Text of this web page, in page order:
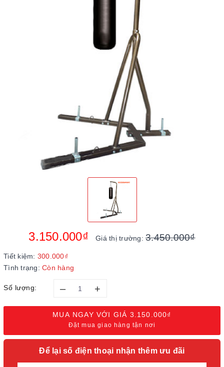
3.150.000₫ Giá thị trường:3.450.000₫
Tiết kiệm: 300.000₫
Tình trạng: Còn hàng
Số lượng: – +
MUA NGAY VỚI GIÁ 3.150.000₫
Đặt mua giao hàng tận nơi
Để lại số điện thoại nhận thêm ưu đãi